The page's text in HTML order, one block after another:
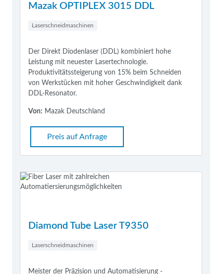
Mazak OPTIPLEX 3015 DDL
Laserschneidmaschinen
Der Direkt Diodenlaser (DDL) kombiniert hohe
Leistung mit neuester Lasertechnologie.
Produktivitätssteigerung von 15% beim Schneiden
von Werkstücken mit hoher Geschwindigkeit dank
DDL-Resonator.
Von: Mazak Deutschland
Preis auf Anfrage
Diamond Tube Laser T9350
Laserschneidmaschinen
Meister der Präzision und Automatisierung -